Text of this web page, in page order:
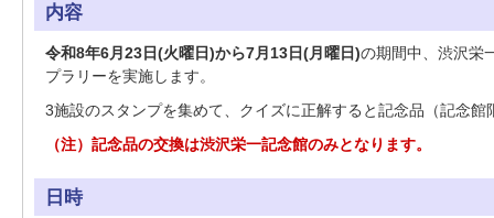
内容
令和8年6月23日(火曜日)から7月13日(月曜日)の期間中、渋沢栄
プラリーを実施します。
3施設のスタンプを集めて、クイズに正解すると記念品（記念
（注）記念品の交換は渋沢栄一記念館のみとなります。
日時